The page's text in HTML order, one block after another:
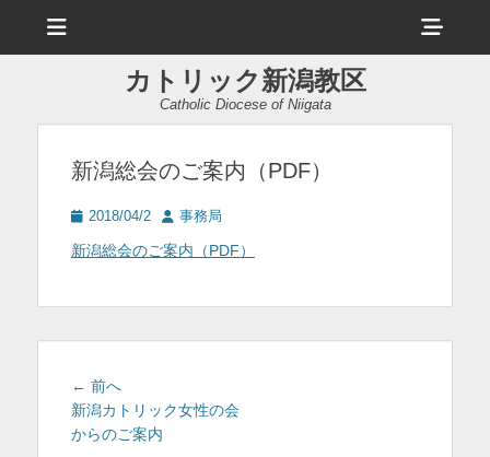
ュ
ヘ
ッ
ー
ー
コ
カトリック新潟教区
Catholic Diocese of Niigata
新潟総会のご案内（PDF）
投
日
2018/04/2
投
者
事務局
新潟総会のご案内（PDF）
投
稿
ナ
← 前へ
の
投
新潟カトリック女性の会
からのご案内